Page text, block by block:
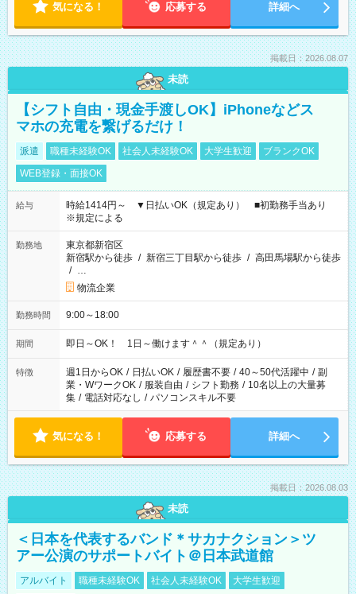
気になる！ 応募する 詳細へ
掲載日：2026.08.07
未読
【シフト自由・現金手渡しOK】iPhoneなどス
マホの充電を繋げるだけ！
派遣 職種未経験OK 社会人未経験OK 大学生歓迎
ブランクOK
WEB登録・面接OK
給与
時給1414円～ ▼日払いOK（規定あり） ■初勤務手当あり
※規定による
勤務地
東京都新宿区
新宿駅から徒歩 / 新宿三丁目駅から徒歩 / 高田馬場駅から徒歩
/ …
物流企業
勤務時間 9:00～18:00
期間 即日～OK！ 1日～働けます＾＾（規定あり）
特徴 週1日からOK / 日払いOK / 履歴書不要 / 40～50代活躍中 / 副
業・WワークOK / 服装自由 / シフト勤務 / 10名以上の大量募
集 / 電話対応なし / パソコンスキル不要
気になる！ 応募する 詳細へ
掲載日：2026.08.03
未読
＜日本を代表するバンド＊サカナクション＞ツ
アー公演のサポートバイト＠日本武道館
アルバイト 職種未経験OK 社会人未経験OK
大学生歓迎